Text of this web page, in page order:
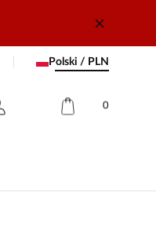
Polski / PLN
0